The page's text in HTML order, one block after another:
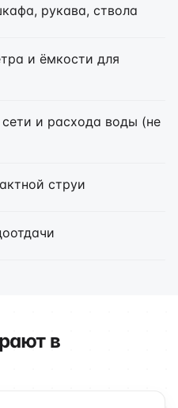
рукава, ствола
и ёмкости для
и расхода воды (не
струи
в